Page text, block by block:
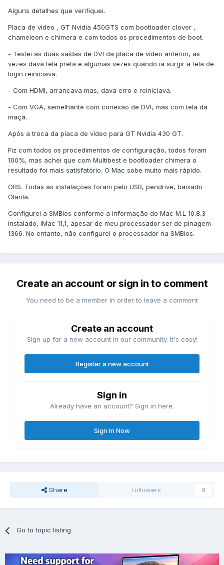
Alguns detalhes que verifiquei.
Placa de vídeo , GT Nvidia 450GTS com bootloader clover ,
chameleon e chimera e com todos os procedimentos de boot.
- Testei as duas saídas de DVI da placa de vídeo anterior, as
vezes dava tela preta e algumas vezes quando ia surgir a tela de
login reiniciava.
- Com HDMI, arrancava mas, dava erro e reiniciava.
- Com VGA, semelhante com conexão de DVI, mas com tela da
maçã.
Após a troca da placa de vídeo para GT Nvidia 430 GT.
Fiz com todos os procedimentos de configuração, todos foram
100%, mas achei que com Multibest e bootloader chimera o
resultado foi mais satisfatório. O Mac sobe muito mais rápido.
OBS. Todas as instalações foram pelo USB, pendrive, baixado
Olarila.
Configurei a SMBios conforme a informação do Mac M.L 10.8.3
instalado, iMac 11,1, apesar de meu processador ser de pinagem
1366. No entanto, não configurei o processador na SMBios.
Create an account or sign in to comment
You need to be a member in order to leave a comment
Create an account
Sign up for a new account in our community. It's easy!
Register a new account
Sign in
Already have an account? Sign in here.
Sign In Now
Share Followers 0
Go to topic listing